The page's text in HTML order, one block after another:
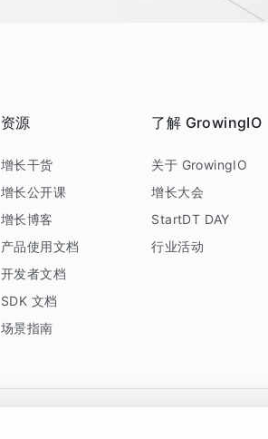
资源
增长干货
增长公开课
增长博客
产品使用文档
开发者文档
SDK 文档
场景指南
了解 GrowingIO
关于 GrowingIO
增长大会
StartDT DAY
行业活动